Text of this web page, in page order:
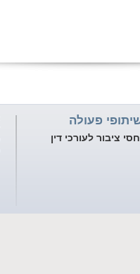
פעולה
ציבור לעורכי דין